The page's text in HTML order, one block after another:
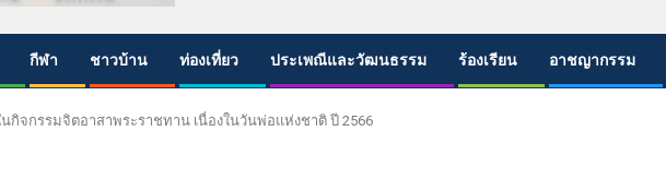
กีฬา ชาวบ้าน ท่องเที่ยว ประเพณีและวัฒนธรรม ร้องเรียน อาชญากรรม
จกรรมจิตอาสาพระราชทาน เนื่องในวันพ่อแห่งชาติ ปี 2566